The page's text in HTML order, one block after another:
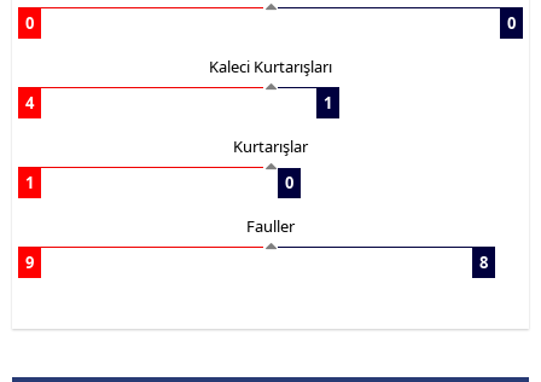
0
0
Kaleci Kurtarışları
4
1
Kurtarışlar
1
0
Fauller
9
8